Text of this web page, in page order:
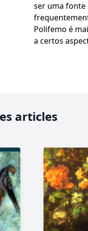
ser uma fonte
Polifemo é
a certos
articles